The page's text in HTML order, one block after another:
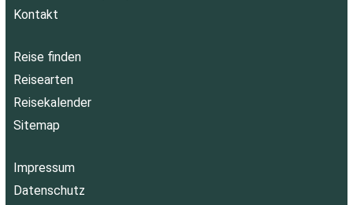
Kontakt
Reise finden
Reisearten
Reisekalender
Sitemap
Impressum
Datenschutz